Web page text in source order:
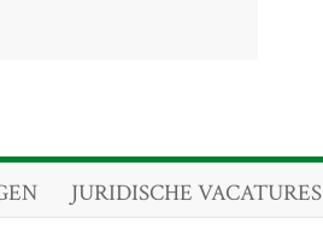
JURIDISCHE VACATURES